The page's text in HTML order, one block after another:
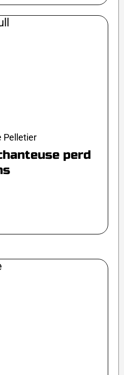
Pelletier
perd